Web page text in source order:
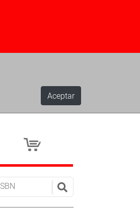
Aceptar